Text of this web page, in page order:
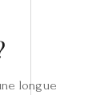
longue